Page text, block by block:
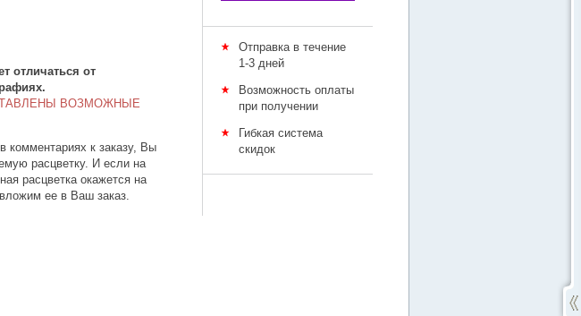
отличаться от
ВОЗМОЖНЫЕ
комментариях к заказу, Вы
расцветку. И если на
расцветка окажется на
ее в Ваш заказ.
Отправка в течение
1-3 дней
Возможность оплаты
при получении
Гибкая система
скидок